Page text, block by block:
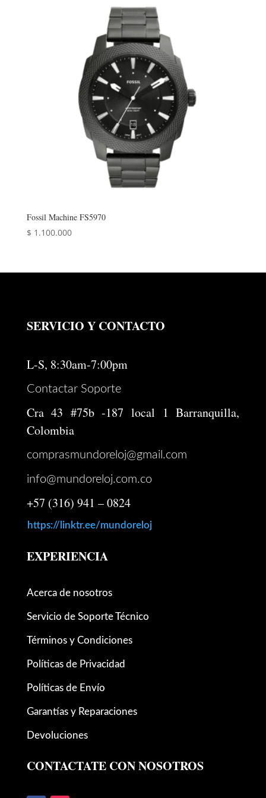
Fossil Machine FS5970
$ 1.100.000
SERVICIO Y CONTACTO
L-S, 8:30am-7:00pm
Contactar Soporte
Cra 43 #75b -187 local 1 Barranquilla,
Colombia
comprasmundoreloj@gmail.com
info@mundoreloj.com.co
+57 (316) 941 – 0824
https://linktr.ee/mundoreloj
EXPERIENCIA
Acerca de nosotros
Servicio de Soporte Técnico
Términos y Condiciones
Políticas de Privacidad
Políticas de Envío
Garantías y Reparaciones
Devoluciones
CONTACTATE CON NOSOTROS